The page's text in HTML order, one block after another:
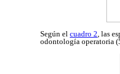
Según el cuadro 2, las
odontología operatoria